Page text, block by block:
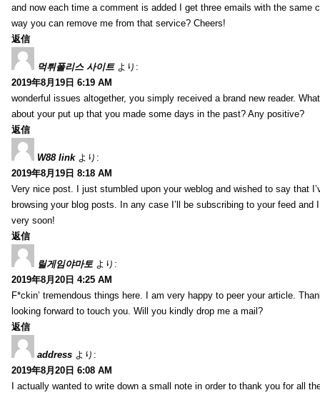
and now each time a comment is added I get three emails with the same
way you can remove me from that service? Cheers!
返信
먹튀폴리스 사이트 より:
2019年8月19日 6:19 AM
wonderful issues altogether, you simply received a brand new reader.
about your put up that you made some days in the past? Any positive?
返信
W88 link より:
2019年8月19日 8:18 AM
Very nice post. I just stumbled upon your weblog and wished to say that
browsing your blog posts. In any case I’ll be subscribing to your feed and
very soon!
返信
릴게임야마토 より:
2019年8月20日 4:25 AM
F*ckin’ tremendous things here. I am very happy to peer your article.
looking forward to touch you. Will you kindly drop me a mail?
返信
address より:
2019年8月20日 6:08 AM
I actually wanted to write down a small note in order to thank you for all